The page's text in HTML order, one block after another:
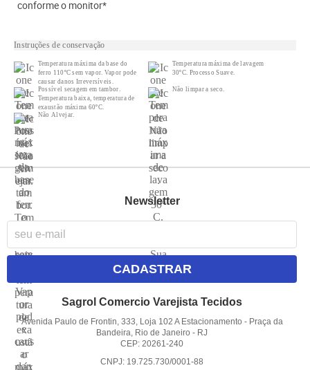
conforme o monitor*
Instruções de conservação
Temperatura máxima da base do
ferro 110ºC sem vapor. Vapor pode
causar danos Irreversíveis.
Temperatura máxima de lavagem
30ºC. Processo Suave.
Possível secagem em tambor.
Temperatura baixa, temperatura de
exaustão máxima 60ºC.
Não limpar a seco.
Não Alvejar.
Newsletter
CADASTRAR
Sagrol Comercio Varejista Tecidos
Avenida Paulo de Frontin, 333, Loja 102 A Estacionamento - Praça da
Bandeira, Rio de Janeiro - RJ
CEP: 20261-240
CNPJ: 19.725.730/0001-88